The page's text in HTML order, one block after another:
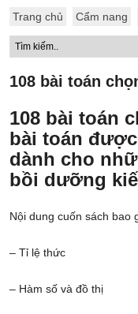
Trang chủ Cẩm nang
108 bài toán
108 bài toán
bài toán
dành cho
bồi dưỡng
Nội dung cuốn sách bao
– Tỉ lệ thức
– Hàm số và đồ thị